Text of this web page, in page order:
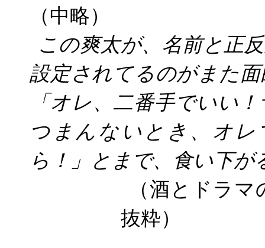
（中略）
この爽太が、名前と正
設定されてるのがまた
「オレ、二番手でいい
つまんないとき、オ
ら！」とまで、食い下が
（酒とドラ
抜粋）